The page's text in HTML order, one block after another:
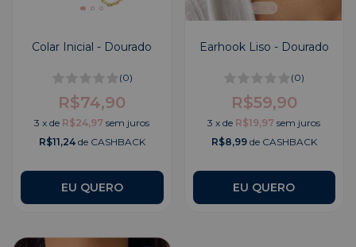
Colar Inicial - Dourado
(0)
R$74,90
3 xde R$24,97 sem juros
R$11,24de CASHBACK
EU QUERO
Earhook Liso - Dourado
(0)
R$59,90
3 xde R$19,97 sem juros
R$8,99de CASHBACK